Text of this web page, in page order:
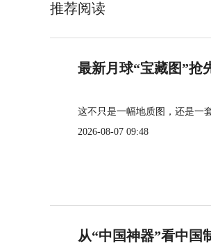
推荐阅读
最新月球“宝藏图”抢
这不只是一幅地质图，还是一
2026-08-07 09:48
从“中国神器”看中国